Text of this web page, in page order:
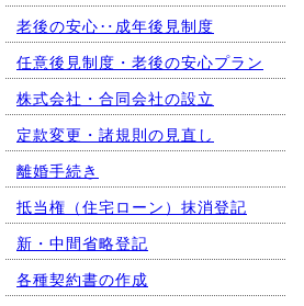
老後の安心‥成年後見制度
任意後見制度・老後の安心プラン
株式会社・合同会社の設立
定款変更・諸規則の見直し
離婚手続き
抵当権（住宅ローン）抹消登記
新・中間省略登記
各種契約書の作成